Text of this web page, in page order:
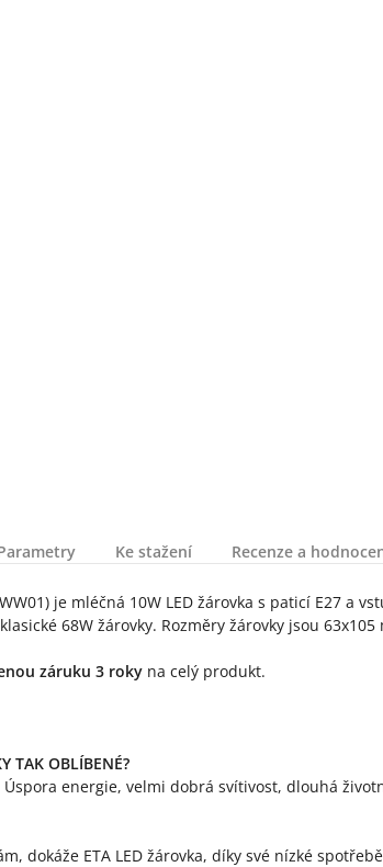
Ke stažení Recenze a
je mléčná 10W LED žárovka s paticí E27
68W žárovky. Rozměry žárovky jsou 63x105
záruku 3 roky na celý produkt.
TAK OBLÍBENÉ?
energie, velmi dobrá svítivost, dlouhá
dokáže ETA LED žárovka, díky své nízké